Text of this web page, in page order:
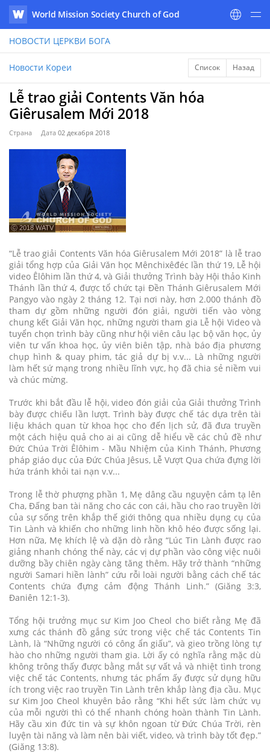
WATV
World Mission Society Church of God
НОВОСТИ ЦЕРКВИ БОГА
Новости Кореи Список Назад
Lễ trao giải Contents Văn hóa
Giêrusalem Mới 2018
Страна Дата 02 декабря 2018
ⓒ 2018 WATV
“Lễ trao giải Contents Văn hóa Giêrusalem Mới 2018” là lễ trao
giải tổng hợp của Giải Văn học Mênchixêđéc lần thứ 19, Lễ hội
video Êlôhim lần thứ 4, và Giải thưởng Trình bày Hội thảo Kinh
Thánh lần thứ 4, được tổ chức tại Đền Thánh Giêrusalem Mới
Pangyo vào ngày 2 tháng 12. Tại nơi này, hơn 2.000 thánh đồ
tham dự gồm những người đón giải, người tiến vào vòng
chung kết Giải Văn học, những người tham gia Lễ hội Video và
tuyển chọn trình bày cũng như hội viên câu lạc bộ văn học, ủy
viên tư vấn khoa học, ủy viên biên tập, nhà báo địa phương
chụp hình & quay phim, tác giả dự bị v.v... Là những người
làm hết sứ mạng trong nhiều lĩnh vực, họ đã chia sẻ niềm vui
và chúc mừng.
Trước khi bắt đầu lễ hội, video đón giải của Giải thưởng Trình
bày được chiếu lần lượt. Trình bày được chế tác dựa trên tài
liệu khách quan từ khoa học cho đến lịch sử, đã đưa truyền
một cách hiệu quả cho ai ai cũng dễ hiểu về các chủ đề như
Đức Chúa Trời Êlôhim - Mầu Nhiệm của Kinh Thánh, Phương
pháp giáo dục của Đức Chúa Jêsus, Lễ Vượt Qua chứa đựng lời
hứa tránh khỏi tai nạn v.v...
Trong lễ thờ phượng phần 1, Mẹ dâng cầu nguyện cảm tạ lên
Cha, Đấng ban tài năng cho các con cái, hầu cho rao truyền lời
của sự sống trên khắp thế giới thông qua nhiều dụng cụ của
Tin Lành và khiến cho những linh hồn khô héo được sống lại.
Hơn nữa, Mẹ khích lệ và dặn dò rằng “Lúc Tin Lành được rao
giảng nhanh chóng thể này, các vị dự phần vào công việc nuôi
dưỡng bầy chiên ngày càng tăng thêm. Hãy trở thành “những
người Samari hiền lành” cứu rỗi loài người bằng cách chế tác
Contents chứa đựng cảm động Thánh Linh.” (Giăng 3:3,
Đaniên 12:1-3).
Tổng hội trưởng mục sư Kim Joo Cheol cho biết rằng Mẹ đã
xưng các thánh đồ gắng sức trong việc chế tác Contents Tin
Lành, là “Những người có công ẩn giấu”, và gieo trồng lòng tự
hào cho những người tham gia. Lời ấy có nghĩa rằng mặc dù
không trông thấy được bằng mắt sự vất vả và nhiệt tình trong
việc chế tác Contents, nhưng tác phẩm ấy được sử dụng hữu
ích trong việc rao truyền Tin Lành trên khắp làng địa cầu. Mục
sư Kim Joo Cheol khuyên bảo rằng “Khi hết sức làm chức vụ
của mỗi người thì có thể nhanh chóng hoàn thành Tin Lành.
Hãy cầu xin đức tin và sự khôn ngoan từ Đức Chúa Trời, rèn
luyện tài năng và làm nên bài viết, video, và trình bày tốt đẹp.”
(Giăng 13:8).